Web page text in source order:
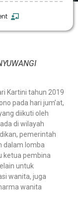
Kartini tahun 2019
pada hari jum’at,
diikuti oleh
di wilayah
pemerintah
dalam lomba
ketua pembina
untuk
wanita, juga
wanita